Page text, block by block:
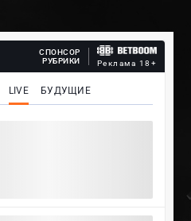
СПОНСОР
РУБРИКИ
Реклама 18+
LIVE БУДУЩИЕ